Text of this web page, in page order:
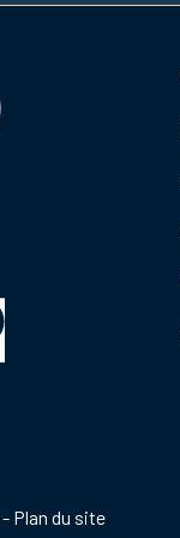
Plan du site